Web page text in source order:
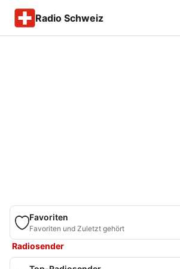
Radio Schweiz
Favoriten
Favoriten und Zuletzt gehört
Radiosender